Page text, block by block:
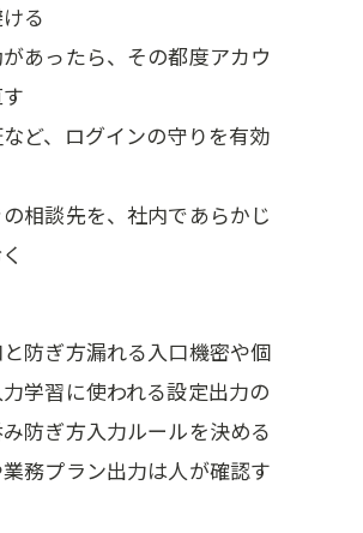
る
あったら、その都度アカウ
ど、ログインの守りを有効
相談先を、社内であらかじ
防ぎ方漏れる入口機密や個
学習に使われる設定出力の
防ぎ方入力ルールを決める
務プラン出力は人が確認す